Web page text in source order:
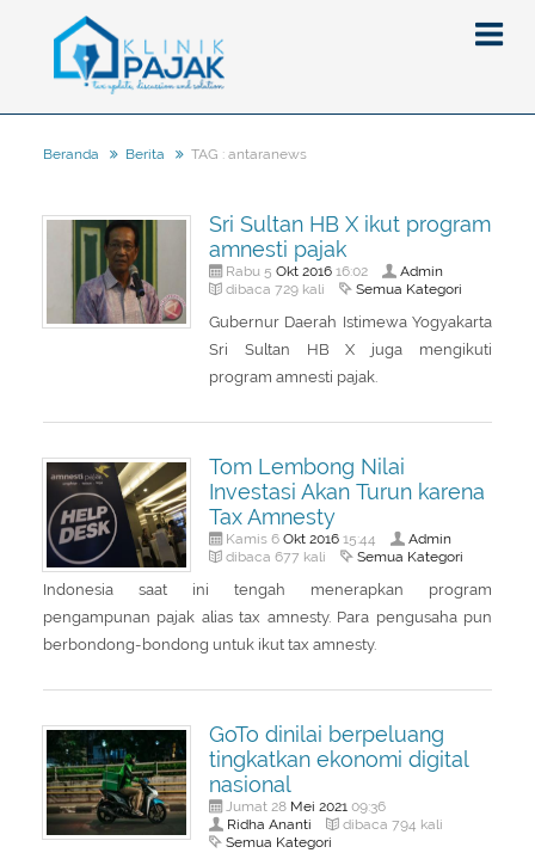
Artikel
Pengantar
Pajak Penghasilan (PPh)
Pajak Pertambahan Nilai (PPN)
Penghitungan Pajak
Peraturan
Update Aturan Pajak
Aturan Pajak Lainnya
Formulir Pajak
Tax Amnesty
Pengampunan Pajak
Peraturan Pengampunan Pajak
Infografis Pengampunan Pajak
Beranda
About Us
Q & A Pajak
Kontak Kami
Beranda Berita TAG : antaranews
Sri Sultan HB X ikut program
amnesti pajak
Rabu 5 Okt 201616:02 Admin
dibaca 729 kali Semua Kategori
Gubernur Daerah Istimewa Yogyakarta
Sri Sultan HB X juga mengikuti
program amnesti pajak.
Tom Lembong Nilai
Investasi Akan Turun karena
Tax Amnesty
Kamis 6 Okt 201615:44 Admin
dibaca 677 kali Semua Kategori
Indonesia saat ini tengah menerapkan program
pengampunan pajak alias tax amnesty. Para pengusaha pun
berbondong-bondong untuk ikut tax amnesty.
GoTo dinilai berpeluang
tingkatkan ekonomi digital
nasional
Jumat 28 Mei 2021 09:36
Ridha Ananti dibaca 794 kali
Semua Kategori